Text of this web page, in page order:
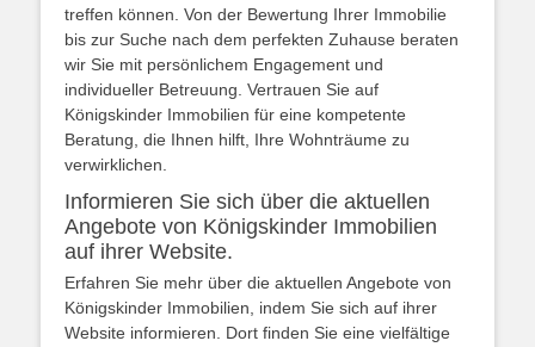
treffen können. Von der Bewertung Ihrer Immobilie
bis zur Suche nach dem perfekten Zuhause beraten
wir Sie mit persönlichem Engagement und
individueller Betreuung. Vertrauen Sie auf
Königskinder Immobilien für eine kompetente
Beratung, die Ihnen hilft, Ihre Wohnträume zu
verwirklichen.
Informieren Sie sich über die aktuellen
Angebote von Königskinder Immobilien
auf ihrer Website.
Erfahren Sie mehr über die aktuellen Angebote von
Königskinder Immobilien, indem Sie sich auf ihrer
Website informieren. Dort finden Sie eine vielfältige